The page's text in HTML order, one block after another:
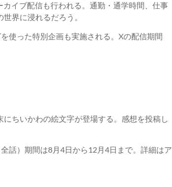
イブ配信も行われる。通勤・通学時間、仕事
界に浸れるだろう。
使った特別企画も実施される。Xの配信期間
ちいかわの絵文字が登場する。感想を投稿し
話）期間は8月4日から12月4日まで。詳細はア